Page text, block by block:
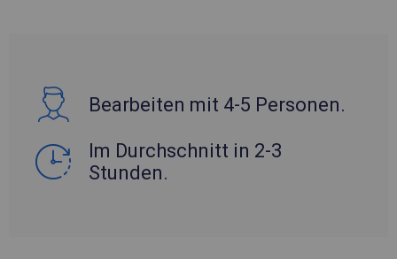
Bearbeiten mit 4-5 Personen.
Im Durchschnitt in 2-3
Stunden.